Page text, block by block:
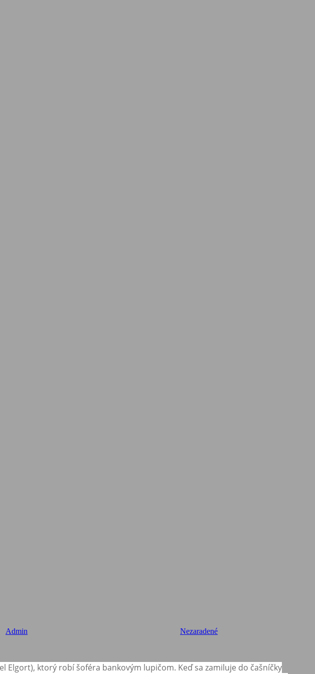
Admin Nezaradené
ktorý robí šoféra bankovým lupičom. Keď sa zamiluje do čašníčky